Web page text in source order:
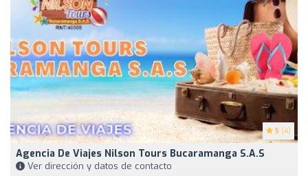
5 (4)
Agencia De Viajes Nilson Tours Bucaramanga S.A.S
Ver dirección y datos de contacto